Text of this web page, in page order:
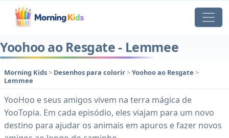
Yoohoo ao Resgate - Lemmee
Morning Kids> Desenhos para colorir>Yoohoo ao Resgate >
Lemmee
YooHoo e seus amigos vivem na terra mágica de
YooTopia. Em cada episódio, eles viajam para um novo
destino para ajudar os animais em apuros e fazer novos